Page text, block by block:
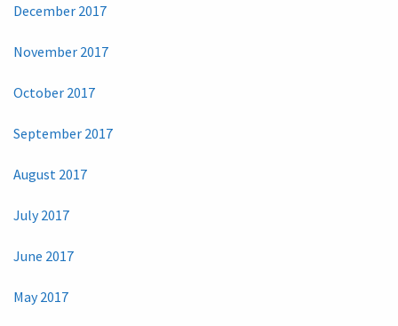
December 2017
November 2017
October 2017
September 2017
August 2017
July 2017
June 2017
May 2017